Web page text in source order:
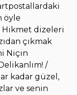
öyle
Hikmet dizeleri
dan çıkmak
Niçin
/
kadar güzel,
ve senin